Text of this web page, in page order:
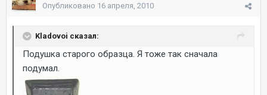
Опубликовано 16 апреля, 2010
Kladovoi сказал:
Подушка старого образца. Я тоже так сначала
подумал.